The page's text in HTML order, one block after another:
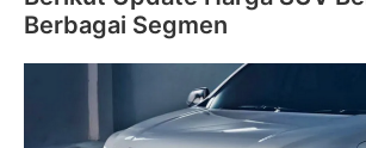
Berbagai Segmen